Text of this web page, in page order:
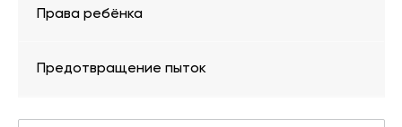
Права ребёнка
Предотвращение пыток